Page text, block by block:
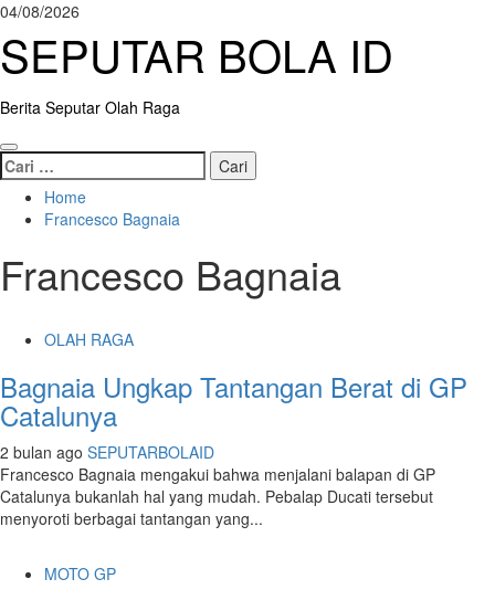
Skip
content
04/08/2026
SEPUTAR BOLA ID
Berita Seputar Olah Raga
Primary
Menu
Cari
untuk:
Home
Francesco Bagnaia
Francesco Bagnaia
OLAH RAGA
Bagnaia Ungkap Tantangan Berat di GP
Catalunya
2 bulan ago SEPUTARBOLAID
Francesco Bagnaia mengakui bahwa menjalani balapan di GP
Catalunya bukanlah hal yang mudah. Pebalap Ducati tersebut
menyoroti berbagai tantangan yang...
MOTO GP